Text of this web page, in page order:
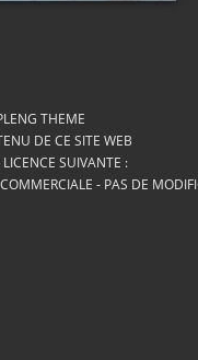
THEME
DE CE SITE WEB
SUIVANTE :
- PAS DE